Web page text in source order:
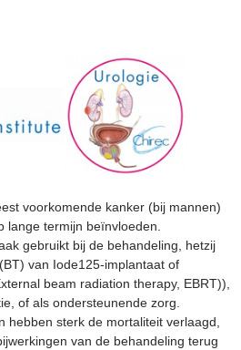
voorkomende kanker (bij mannen)
lange termijn beïnvloeden.
gebruikt bij de behandeling, hetzij
van Iode125-implantaat of
beam radiation therapy, EBRT)),
of als ondersteunende zorg.
hebben sterk de mortaliteit verlaagd,
van de behandeling terug